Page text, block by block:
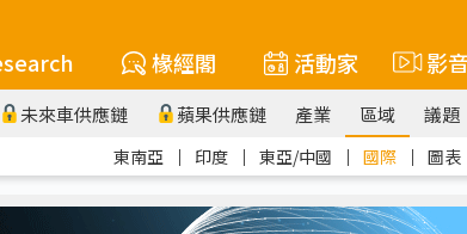
椽經閣 活動家 影音
未來車供應鏈 蘋果供應鏈 產業 區域 議題
東南亞 ｜ 印度 ｜ 東亞/中國 ｜ 國際 ｜ 圖表